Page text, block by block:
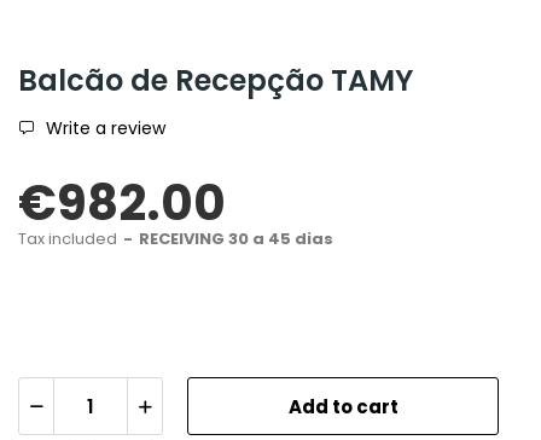
Balcão de Recepção TAMY
Write a review
€982.00
Tax included RECEIVING 30 a 45 dias
Add to cart